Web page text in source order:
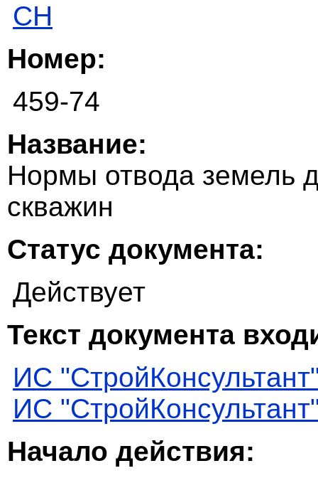
СН
Номер:
459-74
Название:
Нормы отвода земель
скважин
Статус документа:
Действует
Текст документа
ИС
ИС
Начало действия: